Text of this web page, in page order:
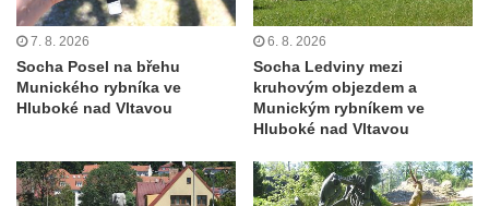
Leipzig
Socha Iásón v ZOO Leipzig
Socha Mladý slon v ZOO Leipzig
Socha Býk v ZOO Dresden
v ZOO Dresden
7. 8. 2026
Socha Posel na břehu
Munického rybníka ve
Hluboké nad Vltavou
6. 8. 2026
Socha Ledviny mezi
kruhovým objezdem a
Munickým rybníkem ve
Hluboké nad Vltavou